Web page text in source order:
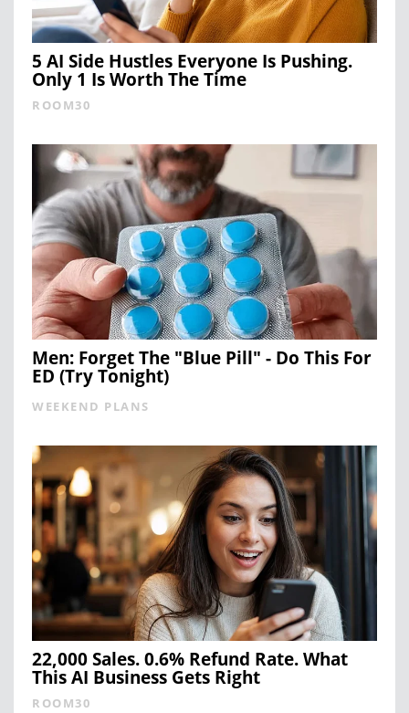
5 AI Side Hustles Everyone Is Pushing.
Only 1 Is Worth The Time
ROOM30
Men: Forget The "Blue Pill" - Do This For
ED (Try Tonight)
WEEKEND PLANS
22,000 Sales. 0.6% Refund Rate. What
This AI Business Gets Right
ROOM30